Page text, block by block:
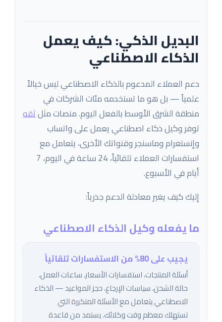
البديل الذكي: كيف يعمل
الذكاء الاصطناعي
دعم العملاء المدعوم بالذكاء الاصطناعي ليس خيالاً
علمياً — بل هو ما تستخدمه مئات الشركات في
منطقة الشرق الأوسط بالفعل اليوم. منصات مثلثقه
توفر وكيل ذكاء اصطناعي يعمل على واتساب
وإنستغرام وماسنجر وقنواتك الأخرى، يتعامل مع
استفسارات العملاء تلقائياً، 24 ساعة في اليوم، 7
أيام في الأسبوع.
إليك كيف يغير معادلة الدعم جذرياً:
ما يفعله وكيل الذكاء الاصطناعي
يجيب على 80% من الاستفسارات تلقائياً
أسئلة المنتجات، استفسارات الأسعار، ساعات العمل،
حالة الشحن، سياسات الإرجاع، حجز المواعيد — الذكاء
الاصطناعي يتعامل مع الأسئلة المتكررة التي
تستهلك معظم وقت وكلائك. يستمد من قاعدة